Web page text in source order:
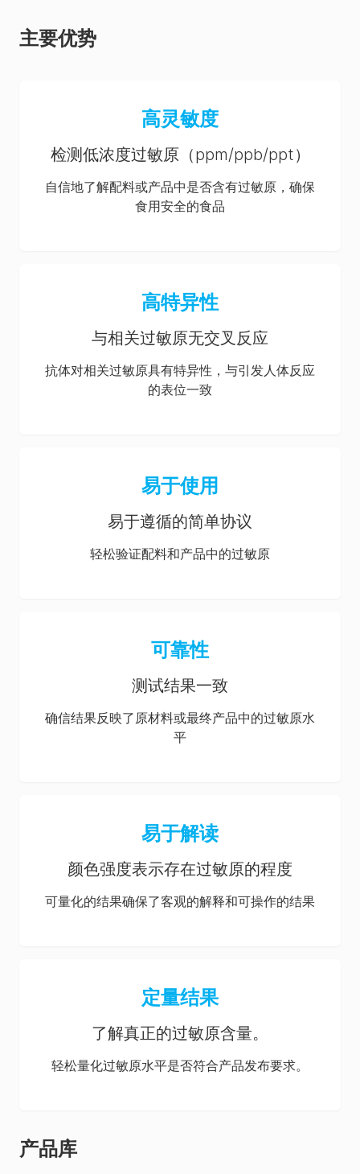
主要优势
高灵敏度
检测低浓度过敏原（ppm/ppb/ppt）
自信地了解配料或产品中是否含有过敏原，确保
食用安全的食品
高特异性
与相关过敏原无交叉反应
抗体对相关过敏原具有特异性，与引发人体反应
的表位一致
易于使用
易于遵循的简单协议
轻松验证配料和产品中的过敏原
可靠性
测试结果一致
确信结果反映了原材料或最终产品中的过敏原水
平
易于解读
颜色强度表示存在过敏原的程度
可量化的结果确保了客观的解释和可操作的结果
定量结果
了解真正的过敏原含量。
轻松量化过敏原水平是否符合产品发布要求。
产品库